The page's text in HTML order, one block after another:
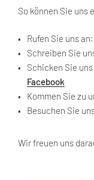
So können Sie uns
Rufen Sie uns an:
Schreiben Sie
Schicken Sie
Facebook
Kommen Sie zu
Besuchen Sie
Wir freuen uns